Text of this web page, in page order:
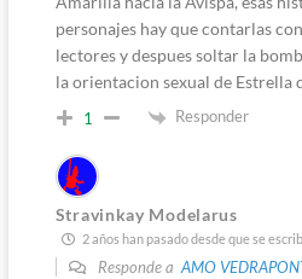
personajes hay que contarlas
lectores y despues soltar la
la orientacion sexual de Estrella
1 Responder
Stravinkay Modelarus
2 años han pasado desde que se
Responde a AMO